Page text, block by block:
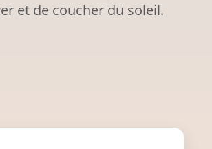
et de coucher du soleil.